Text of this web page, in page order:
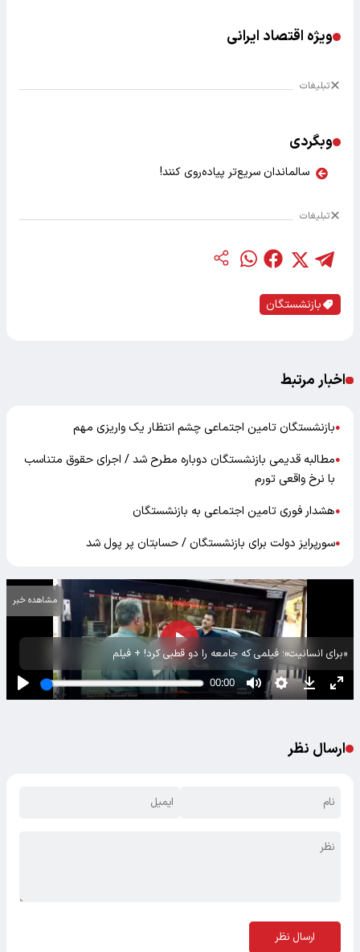
ویژه اقتصاد ایرانی
تبلیغات
وبگردی
سالماندان سریع‌تر پیاده‌روی کنند!
تبلیغات
بازنشستگان
اخبار مرتبط
●بازنشستگان تامین اجتماعی چشم انتظار یک واریزی مهم
●مطالبه قدیمی بازنشستگان دوباره مطرح شد / اجرای حقوق متناسب
با نرخ واقعی تورم
●هشدار فوری تامین اجتماعی به بازنشستگان
●سورپرایز دولت برای بازنشستگان / حسابتان پر پول شد
«برای انسانیت»؛ فیلمی که جامعه را دو قطبی کرد! + فیلم
مشاهده خبر
ارسال نظر
ارسال نظر